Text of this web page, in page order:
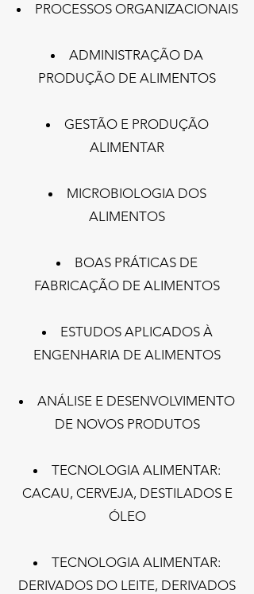
PROCESSOS ORGANIZACIONAIS​
ADMINISTRAÇÃO DA
PRODUÇÃO DE ALIMENTOS
GESTÃO E PRODUÇÃO
ALIMENTAR
MICROBIOLOGIA DOS
ALIMENTOS
BOAS PRÁTICAS DE
FABRICAÇÃO DE ALIMENTOS
ESTUDOS APLICADOS À
ENGENHARIA DE ALIMENTOS
ANÁLISE E DESENVOLVIMENTO
DE NOVOS PRODUTOS
TECNOLOGIA ALIMENTAR:
CACAU, CERVEJA, DESTILADOS E
ÓLEO
TECNOLOGIA ALIMENTAR:
DERIVADOS DO LEITE, DERIVADOS